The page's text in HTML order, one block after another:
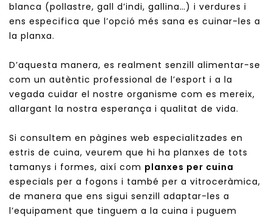
blanca (pollastre, gall d’indi, gallina…) i verdures i
ens especifica que l’opció més sana es cuinar-les a
la planxa.
D’aquesta manera, es realment senzill alimentar-se
com un autèntic professional de l’esport i a la
vegada cuidar el nostre organisme com es mereix,
allargant la nostra esperança i qualitat de vida.
Si consultem en pàgines web especialitzades en
estris de cuina, veurem que hi ha planxes de tots
tamanys i formes, així com planxes per cuina
especials per a fogons i també per a vitroceràmica,
de manera que ens sigui senzill adaptar-les a
l’equipament que tinguem a la cuina i puguem